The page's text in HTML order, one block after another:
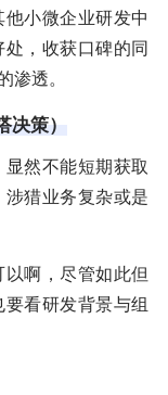
小微企业研发中
，收获口碑的同
渗透。
决策）
然不能短期获取
猎业务复杂或是
啊，尽管如此但
看研发背景与组